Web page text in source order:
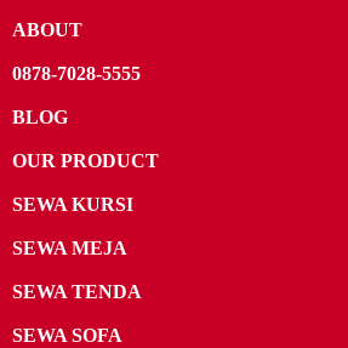
ABOUT
0878-7028-5555
BLOG
OUR PRODUCT
SEWA KURSI
SEWA MEJA
SEWA TENDA
SEWA SOFA